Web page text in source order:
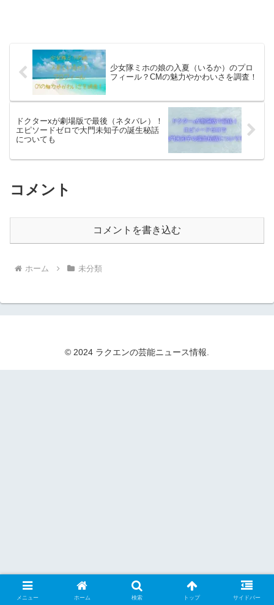
少女隊ミホの娘の入夏（いるか）のプロ
フィール？CMの魅力やかわいさを調査！
ドクターxが劇場版で最後（ネタバレ）！
エピソードゼロで大門未知子の誕生秘話
についても
コメント
コメントを書き込む
ホーム 未分類
© 2024 ラクエンの芸能ニュース情報.
メニュー ホーム 検索 トップ サイドバー